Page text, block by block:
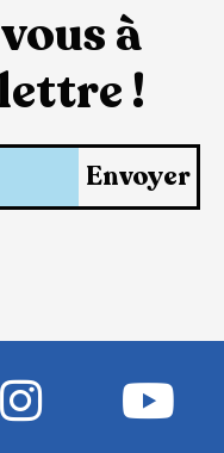
à
!
Envoyer